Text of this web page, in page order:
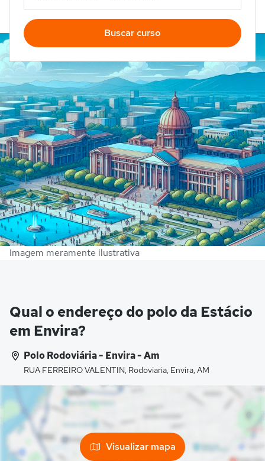
Buscar curso
Imagem meramente ilustrativa
Qual o endereço do polo da Estácio
em Envira?
Polo Rodoviária - Envira - Am
RUA FERREIRO VALENTIN, Rodoviaria, Envira, AM
Visualizar mapa